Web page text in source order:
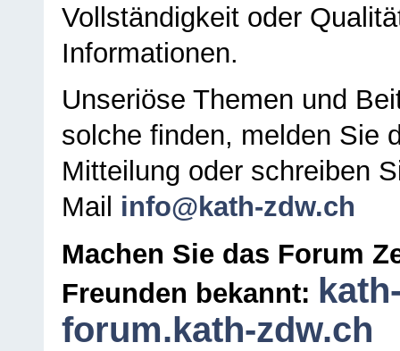
Vollständigkeit oder
Informationen.
Unseriöse Themen und
solche finden, melden Sie
Mitteilung oder schreiben
Mail info@kath-zdw.ch
Machen Sie das Forum
Freunden bekannt:
forum.kath-zdw.ch